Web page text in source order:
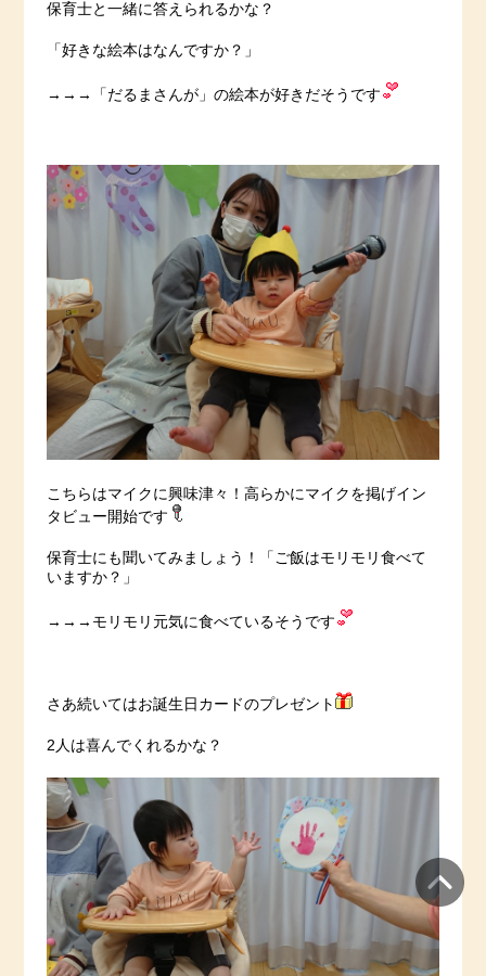
保育士と一緒に答えられるかな？
「好きな絵本はなんですか？」
→→→「だるまさんが」の絵本が好きだそうです
こちらはマイクに興味津々！高らかにマイクを掲げイン
タビュー開始です
保育士にも聞いてみましょう！「ご飯はモリモリ食べて
いますか？」
→→→モリモリ元気に食べているそうです
さあ続いてはお誕生日カードのプレゼント
2人は喜んでくれるかな？